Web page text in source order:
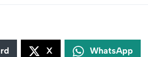
X WhatsApp